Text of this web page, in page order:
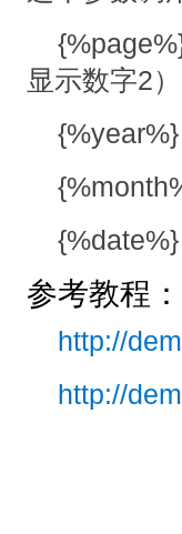
显示数字2）
参考教程：
http://
http://